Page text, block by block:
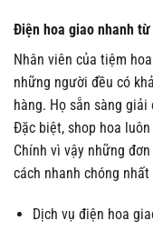
Điện hoa giao nhanh
Nhân viên của tiệm
những người đều có
hàng. Họ sẵn sàng
Đặc biệt, shop hoa
Chính vì vậy những
cách nhanh chóng
Dịch vụ điện hoa